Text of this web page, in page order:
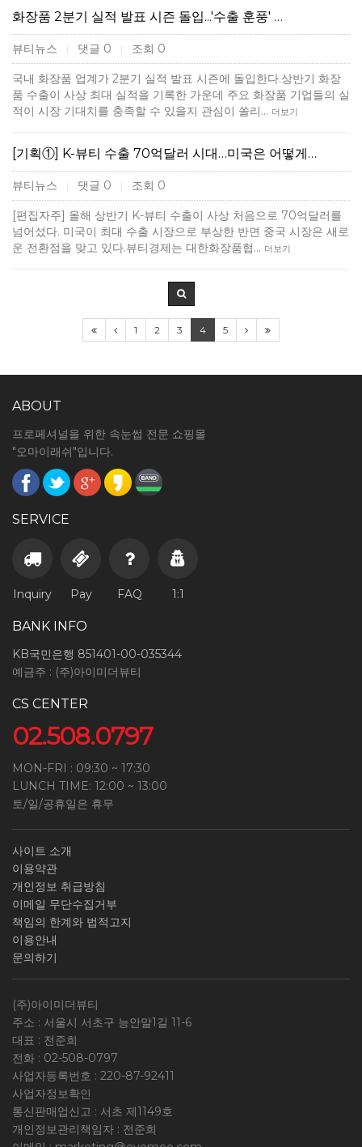
화장품 2분기 실적 발표 시즌 돌입...'수출 훈풍' …
뷰티뉴스 | 댓글 0 | 조회 0
국내 화장품 업계가 2분기 실적 발표 시즌에 돌입한다.상반기 화장
품 수출이 사상 최대 실적을 기록한 가운데 주요 화장품 기업들의 실
적이 시장 기대치를 충족할 수 있을지 관심이 쏠리… 더보기
[기획①] K-뷰티 수출 70억달러 시대…미국은 어떻게…
뷰티뉴스 | 댓글 0 | 조회 0
[편집자주] 올해 상반기 K-뷰티 수출이 사상 처음으로 70억달러를
넘어섰다. 미국이 최대 수출 시장으로 부상한 반면 중국 시장은 새로
운 전환점을 맞고 있다.뷰티경제는 대한화장품협… 더보기
1 2 3 4 5
ABOUT
프로페셔널을 위한 속눈썹 전문 쇼핑몰
"오마이래쉬"입니다.
SERVICE
Inquiry Pay FAQ 1:1
BANK INFO
KB국민은행 851401-00-035344
예금주 : (주)아이미더뷰티
CS CENTER
02.508.0797
MON-FRI : 09:30 ~ 17:30
LUNCH TIME: 12:00 ~ 13:00
토/일/공휴일은 휴무
사이트 소개
이용약관
개인정보 취급방침
이메일 무단수집거부
책임의 한계와 법적고지
이용안내
문의하기
(주)아이미더뷰티
주소 : 서울시 서초구 능안말1길 11-6
대표 : 전준희
전화 : 02-508-0797
사업자등록번호 : 220-87-92411
사업자정보확인
통신판매업신고 : 서초 제1149호
개인정보관리책임자 : 전준희